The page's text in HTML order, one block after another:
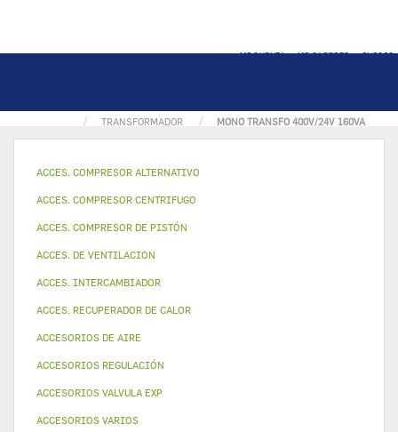
MI CUENTA MI CARRITO INICIO
TRANSFORMADOR
MONO TRANSFO 400V/24V 160VA
ACCES. COMPRESOR ALTERNATIVO
ACCES. COMPRESOR CENTRIFUGO
ACCES. COMPRESOR DE PISTÓN
ACCES. DE VENTILACION
ACCES. INTERCAMBIADOR
ACCES. RECUPERADOR DE CALOR
ACCESORIOS DE AIRE
ACCESORIOS REGULACIÓN
ACCESORIOS VALVULA EXP
ACCESORIOS VARIOS